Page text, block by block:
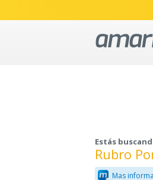
Estás
Rubro
Mas